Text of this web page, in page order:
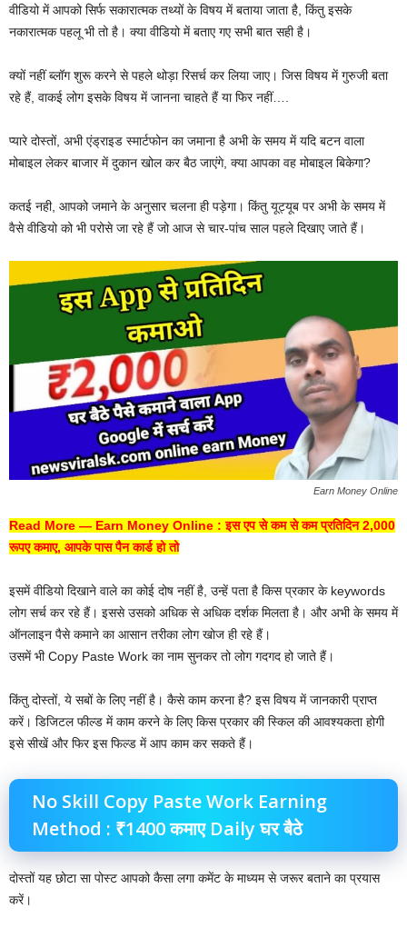
वीडियो में आपको सिर्फ सकारात्मक तथ्यों के विषय में बताया जाता है, किंतु इसके
नकारात्मक पहलू भी तो है। क्या वीडियो में बताए गए सभी बात सही है।
क्यों नहीं ब्लॉग शुरू करने से पहले थोड़ा रिसर्च कर लिया जाए। जिस विषय में गुरुजी बता
रहे हैं, वाकई लोग इसके विषय में जानना चाहते हैं या फिर नहीं….
प्यारे दोस्तों, अभी एंड्राइड स्मार्टफोन का जमाना है अभी के समय में यदि बटन वाला
मोबाइल लेकर बाजार में दुकान खोल कर बैठ जाएंगे, क्या आपका वह मोबाइल बिकेगा?
कतई नही, आपको जमाने के अनुसार चलना ही पड़ेगा। किंतु यूट्यूब पर अभी के समय में
वैसे वीडियो को भी परोसे जा रहे हैं जो आज से चार-पांच साल पहले दिखाए जाते हैं।
Earn Money Online
Read More — Earn Money Online : इस एप से कम से कम प्रतिदिन 2,000
रूपए कमाए, आपके पास पैन कार्ड हो तो
इसमें वीडियो दिखाने वाले का कोई दोष नहीं है, उन्हें पता है किस प्रकार के keywords
लोग सर्च कर रहे हैं। इससे उसको अधिक से अधिक दर्शक मिलता है। और अभी के समय में
ऑनलाइन पैसे कमाने का आसान तरीका लोग खोज ही रहे हैं।
उसमें भी Copy Paste Work का नाम सुनकर तो लोग गदगद हो जाते हैं।
किंतु दोस्तों, ये सबों के लिए नहीं है। कैसे काम करना है? इस विषय में जानकारी प्राप्त
करें। डिजिटल फील्ड में काम करने के लिए किस प्रकार की स्किल की आवश्यकता होगी
इसे सीखें और फिर इस फिल्ड में आप काम कर सकते हैं।
No Skill Copy Paste Work Earning
Method : ₹1400 कमाए Daily घर बैठे
दोस्तों यह छोटा सा पोस्ट आपको कैसा लगा कमेंट के माध्यम से जरूर बताने का प्रयास
करें।